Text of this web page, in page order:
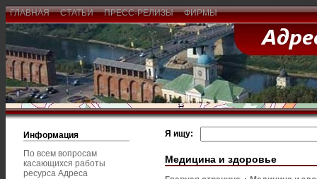
ГЛАВНАЯ СТАТЬИ ПРЕСС-РЕЛИЗЫ ФИРМЫ
Информация
По всем вопросам
касающихся работы
ресурса Адреса
Я ищу:
Медицина и здоровье